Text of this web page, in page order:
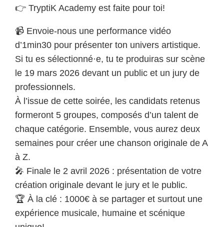
👉 TryptiK Academy est faite pour toi!
📹 Envoie-nous une performance vidéo
d’1min30 pour présenter ton univers artistique.
Si tu es sélectionné·e, tu te produiras sur scène
le 19 mars 2026 devant un public et un jury de
professionnels.
À l’issue de cette soirée, les candidats retenus
formeront 5 groupes, composés d’un talent de
chaque catégorie. Ensemble, vous aurez deux
semaines pour créer une chanson originale de A
à Z.
🎤 Finale le 2 avril 2026 : présentation de votre
création originale devant le jury et le public.
🏆 À la clé : 1000€ à se partager et surtout une
expérience musicale, humaine et scénique